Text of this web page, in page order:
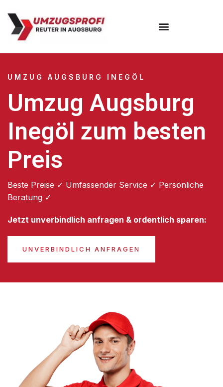
UMZUG AUGSBURG INEGÖL
Umzug Augsburg
Inegöl zum besten
Preis
Beste Preise ✓ Umfassender Service ✓ Persönliche
Beratung ✓
Jetzt unverbindlich anfragen & ordentlich sparen:
UNVERBINDLICH ANFRAGEN